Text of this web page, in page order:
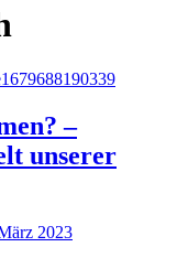
–
unserer
2023